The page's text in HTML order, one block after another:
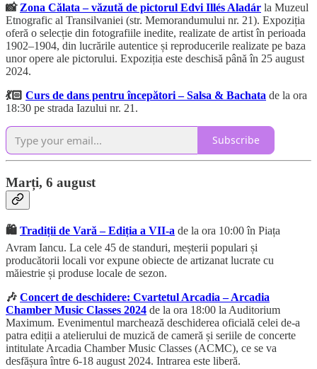
📸 Zona Călata – văzută de pictorul Edvi Illés Aladár la Muzeul
Etnografic al Transilvaniei (str. Memorandumului nr. 21). Expoziția
oferă o selecție din fotografiile inedite, realizate de artist în perioada
1902–1904, din lucrările autentice și reproducerile realizate pe baza
unor opere ale pictorului. Expoziția este deschisă până în 25 august
2024.
💃🏻 Curs de dans pentru începători – Salsa & Bachata de la ora
18:30 pe strada Iazului nr. 21.
Subscribe
Marți, 6 august
🛍️ Tradiții de Vară – Ediția a VII-a de la ora 10:00 în Piața
Avram Iancu. La cele 45 de standuri, meșterii populari și
producătorii locali vor expune obiecte de artizanat lucrate cu
măiestrie și produse locale de sezon.
🎶 Concert de deschidere: Cvartetul Arcadia – Arcadia
Chamber Music Classes 2024 de la ora 18:00 la Auditorium
Maximum. Evenimentul marchează deschiderea oficială celei de-a
patra ediții a atelierului de muzică de cameră și seriile de concerte
intitulate Arcadia Chamber Music Classes (ACMC), ce se va
desfășura între 6-18 august 2024. Intrarea este liberă.